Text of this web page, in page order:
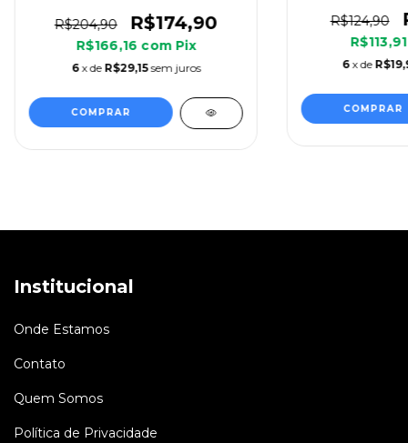
R$204,90 R$174,90
R$166,16 com Pix
6 x de R$29,15 sem juros
R$124,90
6 x de
Institucional
Onde Estamos
Contato
Quem Somos
Política de Privacidade